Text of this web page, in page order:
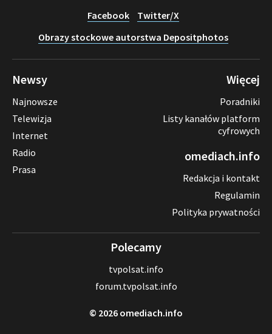
Facebook
Twitter/X
Obrazy stockowe autorstwa Depositphotos
Newsy
Najnowsze
Telewizja
Internet
Radio
Prasa
Więcej
Poradniki
Listy kanałów platform
cyfrowych
omediach.info
Redakcja i kontakt
Regulamin
Polityka prywatności
Polecamy
tvpolsat.info
forum.tvpolsat.info
© 2026 omediach.info